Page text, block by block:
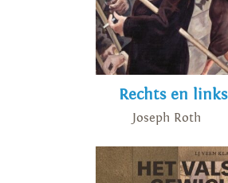
Rechts en links
Joseph Roth